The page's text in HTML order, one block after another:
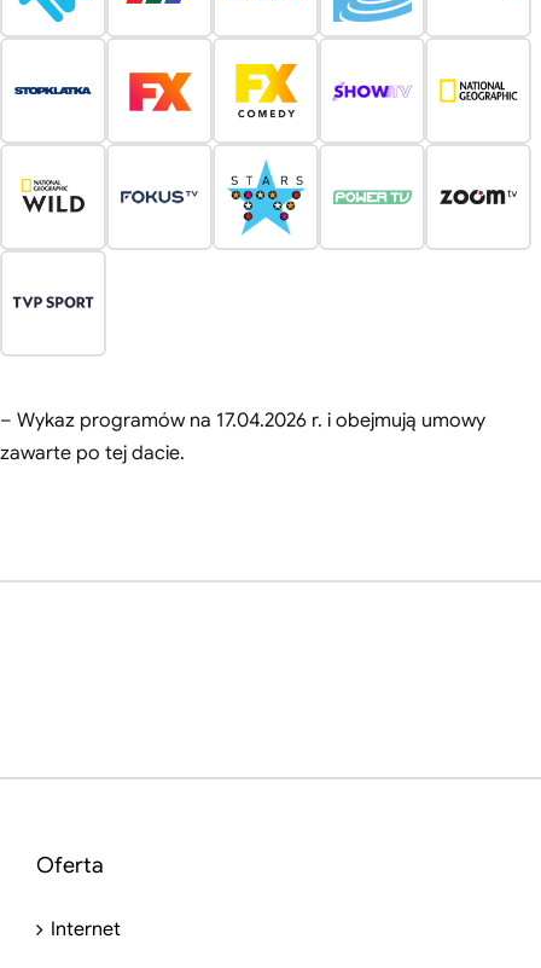
– Wykaz programów na 17.04.2026 r. i obejmują umowy
zawarte po tej dacie.
Oferta
Internet